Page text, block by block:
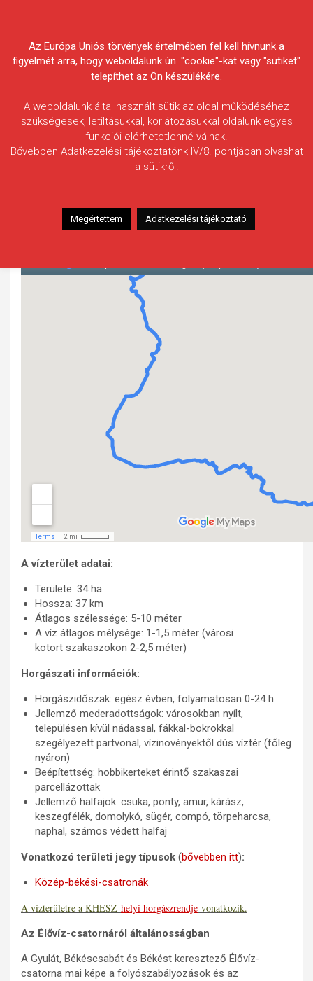
Egyesületek Szövetsége
HÍREK
Élővíz-csatorna (Gyula,
2016.02.29. morneo.it
A vízterület adatai:
Területe: 34 ha
Hossza: 37 km
Átlagos szélessége: 5-10 méter
A víz átlagos mélysége: 1-1,5 méter (városi
kotort szakaszokon 2-2,5 méter)
Horgászati információk:
Horgászidőszak: egész évben, folyamatosan 0-24 h
Jellemző mederadottságok: városokban nyílt,
településen kívül nádassal, fákkal-bokrokkal
szegélyezett partvonal, vízinövényektől dús víztér (főleg
nyáron)
Beépítettség: hobbikerteket érintő szakaszai
parcellázottak
Jellemző halfajok: csuka, ponty, amur, kárász,
keszegfélék, domolykó, sügér, compó, törpeharcsa,
naphal, számos védett halfaj
Vonatkozó területi jegy típusok (bővebben itt):
Közép-békési-csatronák
​A vízterületre a KHESZ helyi horgászrendje vonatkozik.
Az Élővíz-csatornáról általánosságban
A Gyulát, Békéscsabát és Békést keresztező Élővíz-
csatorna mai képe a folyószabályozások és az
Az Európa Uniós törvények értelmében fel kell hívnunk a
figyelmét arra, hogy weboldalunk ún. "cookie"-kat vagy "sütiket"
telepíthet az Ön készülékére.
A weboldalunk által használt sütik az oldal működéséhez
szükségesek, letiltásukkal, korlátozásukkal oldalunk egyes
funkciói elérhetetlenné válnak.
Bővebben Adatkezelési tájékoztatónk IV/8. pontjában olvashat
a sütikről.
Megértettem Adatkezelési tájékoztató